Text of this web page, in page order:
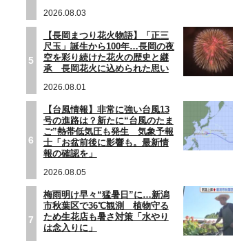
2026.08.03
5
【長岡まつり花火物語】「正三
尺玉」誕生から100年…長岡の夜
空を彩り続けた花火の歴史と継
承 長岡花火に込められた思い
2026.08.01
6
【台風情報】非常に強い台風13
号の進路は？新たに“台風のたま
ご”熱帯低気圧も発生 気象予報
士「お盆前後に影響も。最新情
報の確認を」
2026.08.05
7
梅雨明け早々“猛暑日”に…新潟
市秋葉区で36℃観測 植物守る
ため生花店も暑さ対策「水やり
は念入りに」